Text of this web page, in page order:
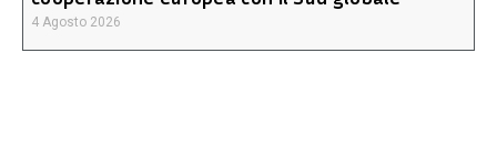
4 Agosto 2026